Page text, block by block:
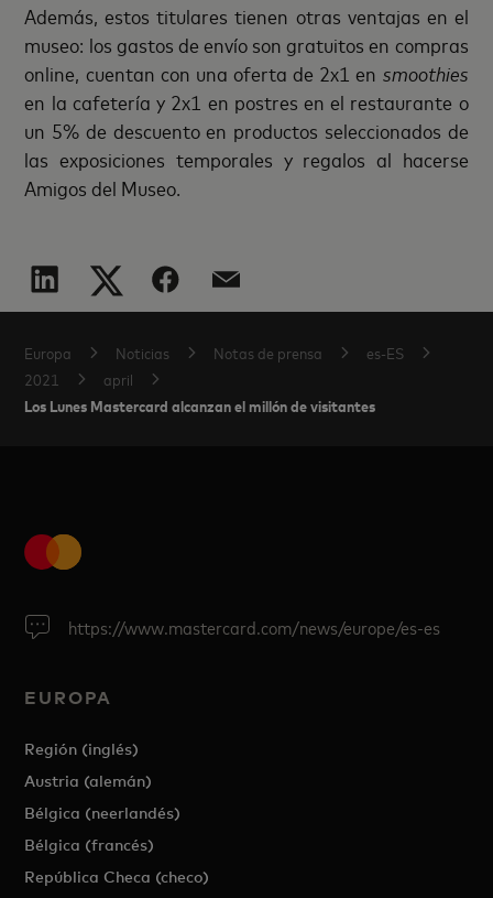
Además, estos titulares tienen otras ventajas en el
museo: los gastos de envío son gratuitos en compras
online, cuentan con una oferta de 2x1 en smoothies
en la cafetería y 2x1 en postres en el restaurante o
un 5% de descuento en productos seleccionados de
las exposiciones temporales y regalos al hacerse
Amigos del Museo.
Europa Noticias Notas de prensa
es-ES
2021
april
Los Lunes Mastercard alcanzan el millón de visitantes
https://www.mastercard.com/news/europe/es-es
EUROPA
Región (inglés)
Austria (alemán)
Bélgica (neerlandés)
Bélgica (francés)
República Checa (checo)